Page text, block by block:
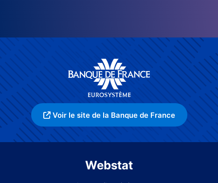
Voir le site de la Banque de France
Webstat